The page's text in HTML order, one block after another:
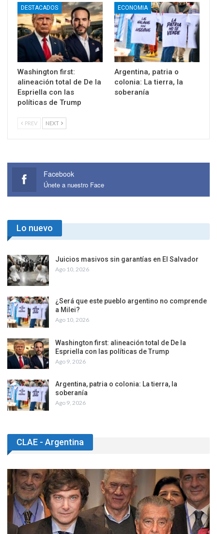
DESTACADOS
Washington first:
alineación total de De la
Espriella con las
políticas de Trump
ECONOMIA
Argentina, patria o
colonia: La tierra, la
soberanía
PREV NEXT
Facebook
Únete a nuestro Face
Lo nuevo
Juicios masivos sin garantías en El Salvador
Ago 10, 2026
¿Será que este pueblo argentino no comprende
a Milei?
Ago 10, 2026
Washington first: alineación total de De la
Espriella con las políticas de Trump
Ago 9, 2026
Argentina, patria o colonia: La tierra, la
soberanía
Ago 9, 2026
CLAE - Argentina